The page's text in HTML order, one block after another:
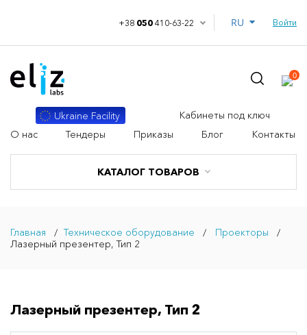
+38 050410-63-22 Войти
КАТАЛОГ ТОВАРОВ
Ukraine Facility
Кабинеты под ключ
О нас
Тендеры Приказы Блог Контакты
0
Главная Техническое оборудование
Проекторы
Лазерный презентер, Тип 2
Лазерный презентер, Тип 2